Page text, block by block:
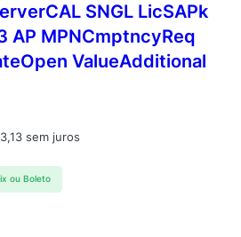
SNGL LicSAPk
AP MPNCmptncyReq
ValueAdditional
sem juros
ou Boleto